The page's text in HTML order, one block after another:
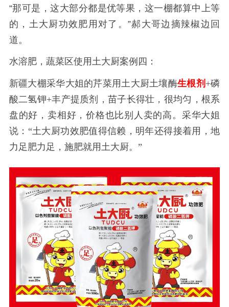
“那可是，这大部分都是优等果，这一棚都算中上等
的，土大厨功效肥用对了。”郝大哥边摘辣椒边回
道。
水溶肥，蔬菜区使用土大厨案例四：
新疆大棚采华大姐的芹菜用土大厨土壤酶生根剂 +磷
酸二氢钾+丰产提质剂，苗子长得壮，很均匀，根系
盘的好，卖相好，价格也比别人卖的高。采华大姐
说：“土大厨功效肥值得信赖，明年还得接着用，地
力足肥力足，施肥就用土大厨。”